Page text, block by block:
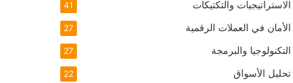
الاستراتيجيات والتكتيكات 41
الأمان في العملات الرقمية 27
التكنولوجيا والبرمجة 27
تحليل الأسواق 22